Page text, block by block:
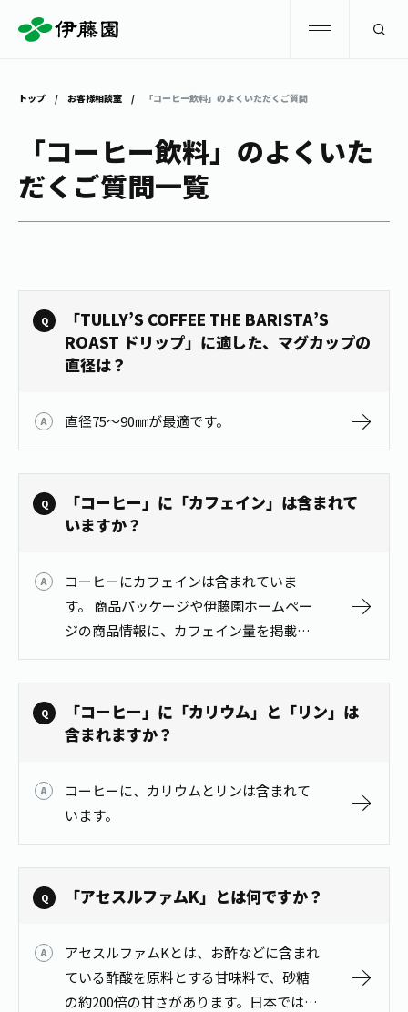
商品情報 トップ
お〜いお茶
健康ミネラルむぎ茶
TULLY'S COFFEE
1日分の野菜
商品情報
ブランドから探す
キーワードから探す
製品の原料産地
キャンペーン
お茶を知る・楽しむ
お茶を楽しむ
動画ギャラリー
お茶を知る
お茶百科キッズ
茶殻リサイクルシステム
お茶の妖精
体験・イベント
体験・イベント
工場見学
お茶の複合型博物館
食育・文化
食育・イベント
新俳句大賞
Green Tea for Good
未来の桜プロジェクト
伊藤園レディス
店舗・通販
店舗・通販
伊藤園の店舗トップ
店舗検索
通信販売トップ
Inner CHARM
健康体
お客様相談室
トップ お客様相談室 「コーヒー飲料」のよくいただくご質問
「コーヒー飲料」のよくいた
だくご質問一覧
「TULLY’S COFFEE THE BARISTA’S
ROAST ドリップ」に適した、マグカップの
直径は？
直径75～90㎜が最適です。
「コーヒー」に「カフェイン」は含まれて
いますか？
コーヒーにカフェインは含まれていま
す。 商品パッケージや伊藤園ホームペー
ジの商品情報に、カフェイン量を掲載し
ています。 商品情報 「コーヒー飲料」
https://www.itoen.co.jp/products/resu…
「コーヒー」に「カリウム」と「リン」は
含まれますか？
コーヒーに、カリウムとリンは含まれて
います。
「アセスルファムK」とは何ですか？
アセスルファムKとは、お酢などに含まれ
ている酢酸を原料とする甘味料で、砂糖
の約200倍の甘さがあります。日本では、